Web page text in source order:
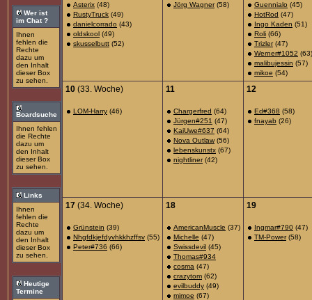
Wer ist
im Chat ?
Ihnen
fehlen die
Rechte
dazu um
den Inhalt
dieser Box
zu sehen.
Boardsuche
Ihnen fehlen
die Rechte
dazu um
den Inhalt
dieser Box
zu sehen.
Links
Ihnen
fehlen die
Rechte
dazu um
den Inhalt
dieser Box
zu sehen.
Heutige
Termine
Asterix (48)
RustyTruck (49)
danielcorrado (43)
oldskool (49)
skusselbutt (52)
Jörg Wagner(58)
Guennialo (45)
HotRod (47)
Ingo Kaden (51)
Roli (66)
Trizler(47)
Werner#1052 (63)
malibujessin (57)
mikoe (54)
10 (33. Woche)
LOM-Harry (46)
11
Chargerfred (64)
Jürgen#251 (47)
KaiUwe#637 (64)
Nova Outlaw (56)
lebenskunstx (67)
nightliner(42)
12
Ed#368 (58)
fnayab (26)
17 (34. Woche)
Grünstein (39)
Nhgfdkjefdyvhkkhzffsv (55)
Peter#736 (66)
18
AmericanMuscle (37)
Michelle (47)
Swissdevil (45)
Thomas#934
cosma (47)
crazytom (62)
evilbuddy (49)
mimoe (67)
19
Ingmar#790 (47)
TM-Power(58)